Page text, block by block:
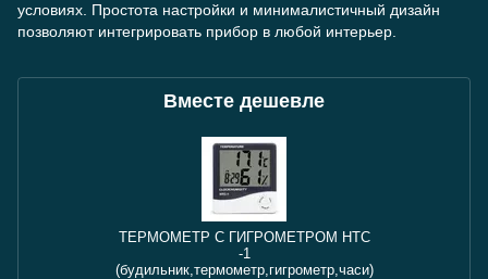
условиях. Простота настройки и минималистичный дизайн
позволяют интегрировать прибор в любой интерьер.
Вместе дешевле
ТЕРМОМЕТР С ГИГРОМЕТРОМ HTC
-1
(будильник,термометр,гигрометр,часи)